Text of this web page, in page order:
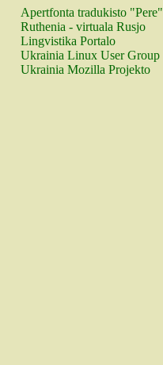
Apertfonta tradukisto "Pere"
Ruthenia - virtuala Rusjo
Lingvistika Portalo
Ukrainia Linux User Group
Ukrainia Mozilla Projekto